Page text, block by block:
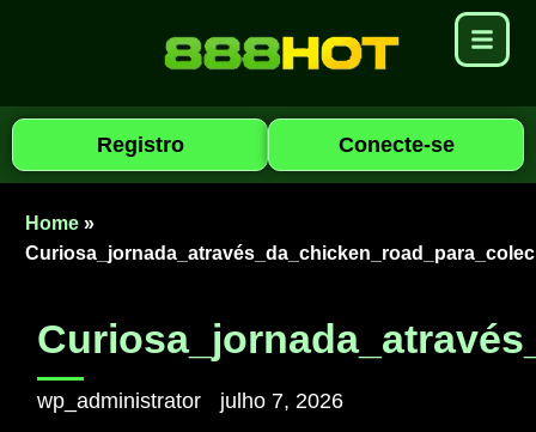
Registro Conecte-se
Home »
wp_administrator julho 7, 2026